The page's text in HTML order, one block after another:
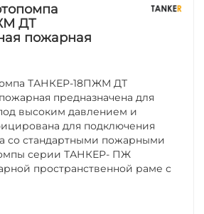
ДТ
пожарная
ТАНКЕР-18ПЖМ ДТ
предназначена для
высоким давлением и
для подключения
со стандартными пожарными
серии ТАНКЕР- ПЖ
пространственной раме с